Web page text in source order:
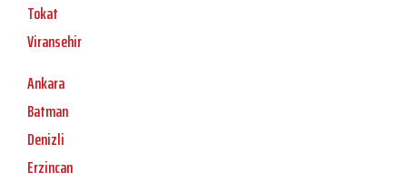
Tokat
Viransehir
Ankara
Batman
Denizli
Erzincan